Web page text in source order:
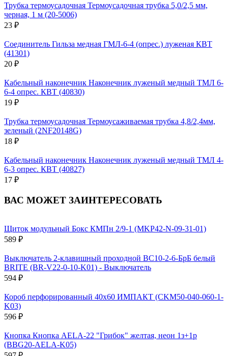
Трубка термоусадочная Термоусадочная трубка 5,0/2,5 мм,
черная, 1 м (20-5006)
23 ₽
Соединитель Гильза медная ГМЛ-6-4 (опрес.) луженая КВТ
(41301)
20 ₽
Кабельный наконечник Наконечник луженый медный ТМЛ 6-
6-4 опрес. КВТ (40830)
19 ₽
Трубка термоусадочная Термоусаживаемая трубка 4,8/2,4мм,
зеленый (2NF20148G)
18 ₽
Кабельный наконечник Наконечник луженый медный ТМЛ 4-
6-3 опрес. КВТ (40827)
17 ₽
ВАС МОЖЕТ ЗАИНТЕРЕСОВАТЬ
Щиток модульный Бокс КМПн 2/9-1 (MKP42-N-09-31-01)
589 ₽
Выключатель 2-клавишный проходной ВС10-2-6-БрБ белый
BRITE (BR-V22-0-10-K01) - Выключатель
594 ₽
Короб перфорированный 40х60 ИМПАКТ (CKM50-040-060-1-
K03)
596 ₽
Кнопка Кнопка AELA-22 "Грибок" желтая, неон 1з+1р
(BBG20-AELA-K05)